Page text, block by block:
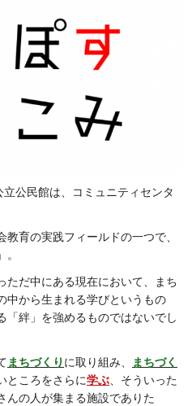
公民館は、コミュニティセンタ
育の実践フィールドの一つで、
」。
ただ中にある現在において、まち
中から生まれる学びというもの
「絆」を強めるものではないでし
まちづくり に取り組み、
まちづく
ところをさらに学ぶ、そういった
んの人が集まる施設でありた